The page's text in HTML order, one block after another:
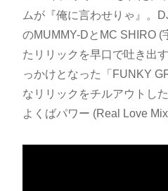
ムが『俺に言わせりゃ』。
のMUMMY-DとMC SHIRO (
たリリックを早口で吐き出
っかけとなった「FUNKY
なリリックをチルアウトし
よくばパワー (Real Love